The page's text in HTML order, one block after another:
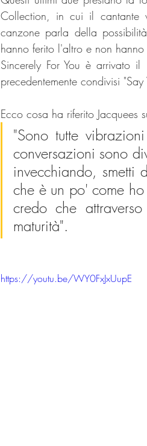
Collection, in cui il cantante
canzone parla della
hanno ferito l'altro e non
Sincerely For You è arrivato
precedentemente condivisi "Say
Ecco cosa ha riferito Jacquees
"Sono tutte
conversazioni sono
invecchiando, smetti
che è un po' come
credo che
maturità".
https://youtu.be/WY0FxJxUupE